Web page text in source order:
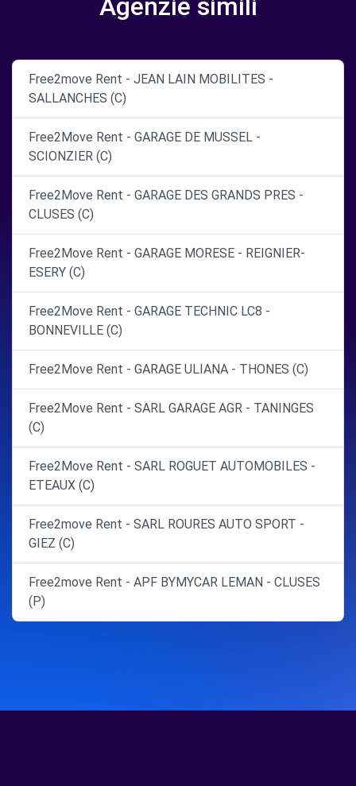
Agenzie simili
Free2move Rent - JEAN LAIN MOBILITES -
SALLANCHES (C)
Free2Move Rent - GARAGE DE MUSSEL -
SCIONZIER (C)
Free2Move Rent - GARAGE DES GRANDS PRES -
CLUSES (C)
Free2Move Rent - GARAGE MORESE - REIGNIER-
ESERY (C)
Free2Move Rent - GARAGE TECHNIC LC8 -
BONNEVILLE (C)
Free2Move Rent - GARAGE ULIANA - THONES (C)
Free2Move Rent - SARL GARAGE AGR - TANINGES
(C)
Free2Move Rent - SARL ROGUET AUTOMOBILES -
ETEAUX (C)
Free2move Rent - SARL ROURES AUTO SPORT -
GIEZ (C)
Free2move Rent - APF BYMYCAR LEMAN - CLUSES
(P)